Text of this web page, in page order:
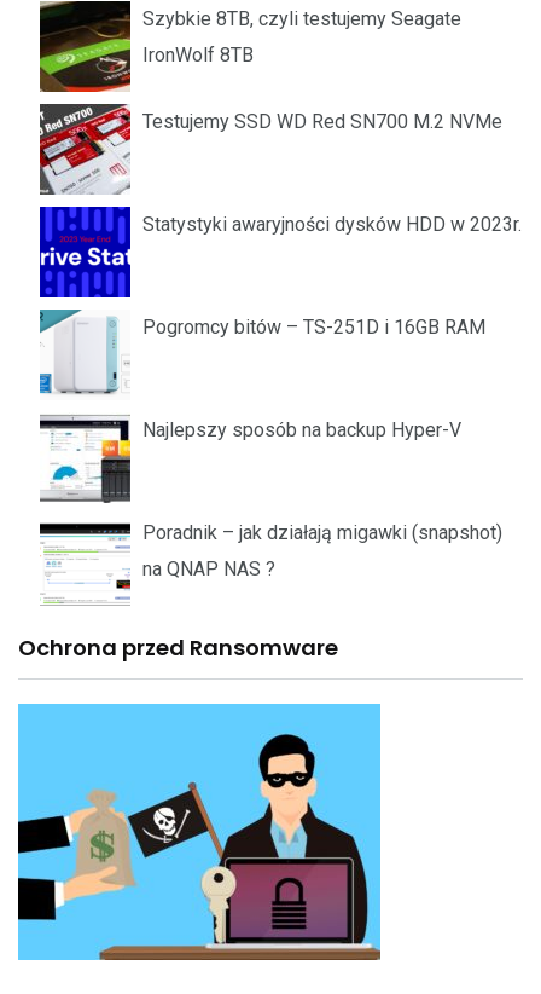
Szybkie 8TB, czyli testujemy Seagate
IronWolf 8TB
Testujemy SSD WD Red SN700 M.2 NVMe
Statystyki awaryjności dysków HDD w 2023r.
Pogromcy bitów – TS-251D i 16GB RAM
Najlepszy sposób na backup Hyper-V
Poradnik – jak działają migawki (snapshot)
na QNAP NAS ?
Ochrona przed Ransomware